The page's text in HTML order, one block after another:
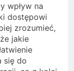
wpływ na
dostępowi
zrozumieć,
jakie
się do